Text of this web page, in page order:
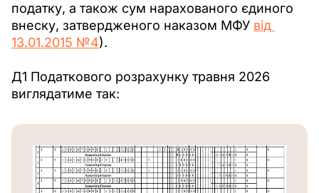
податку, а також сум нарахованого єдиного
внеску, затвердженого наказом МФУ від
13.01.2015 №4).
Д1 Податкового розрахунку травня 2026
виглядатиме так: